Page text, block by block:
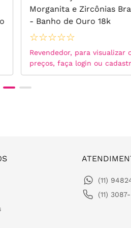
Morganita e Zircônias
- Banho de Ouro 18k
☆☆☆☆☆
Revendedor, para visualizar
preços, faça login ou
(11)
(11)